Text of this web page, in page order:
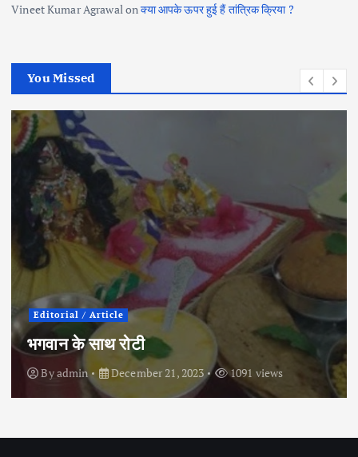
Vineet Kumar Agrawalonक्या आपके ऊपर हुई हैं तांत्रिक क्रिया ?
You Missed
City News Political
इंदौर के इतिहास में पहली बार कांग्रेस प्रत्याशी ने
चुनाव मैदान छोड़ा
Byadmin April 30, 2024 854 views